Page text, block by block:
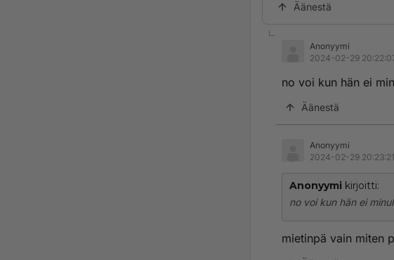
Äänestä
Anonyymi
2024-02-29
no voi kun hän ei
Äänestä
Anonyymi
2024-02-29 20:23:21
Anonyymi kirjoitti:
no voi kun hän ei
mietinpä vain miten